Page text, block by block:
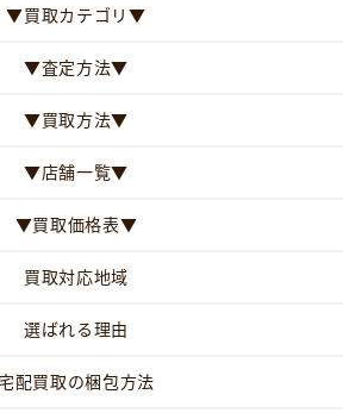
▼買取カテゴリ▼
▼査定方法▼
▼買取方法▼
▼店舗一覧▼
▼買取価格表▼
買取対応地域
選ばれる理由
配買取の梱包方法